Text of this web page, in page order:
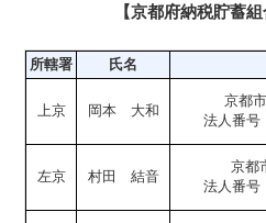
【京都府納税貯蓄
所轄署
氏名
上京 岡本 大和
京都
法人番
左京 村田 結音
京都
法人番